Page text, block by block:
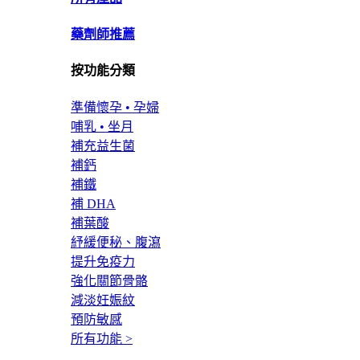
藥劑師推薦
按功能分類
準備懷孕 • 孕婦
哺乳 • 坐月
補充益生菌
補鈣
補鐵
補 DHA
補葉酸
紓緩便秘、腹瀉
提升免疫力
強化關節骨骼
減淡妊娠紋
預防敏感
所有功能 >